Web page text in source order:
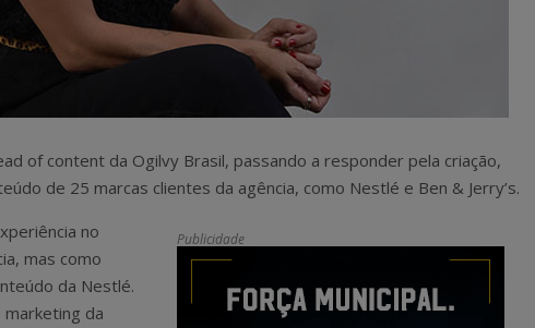
of content da Ogilvy Brasil, passando a responder pela criação,
de 25 marcas clientes da agência, como Nestlé e Ben & Jerry’s.
Publicidade
no
mas como
da Nestlé.
da